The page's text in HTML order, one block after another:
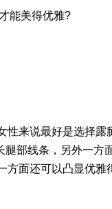
能美得优雅?
性来说最好是选择
部线条，另外一
面还可以凸显优雅